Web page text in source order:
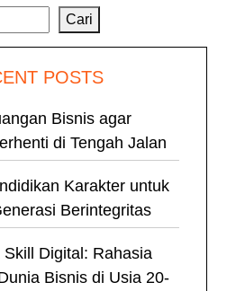
Cari
POSTS
Bisnis agar
di Tengah Jalan
Karakter untuk
Berintegritas
Digital: Rahasia
Bisnis di Usia 20-